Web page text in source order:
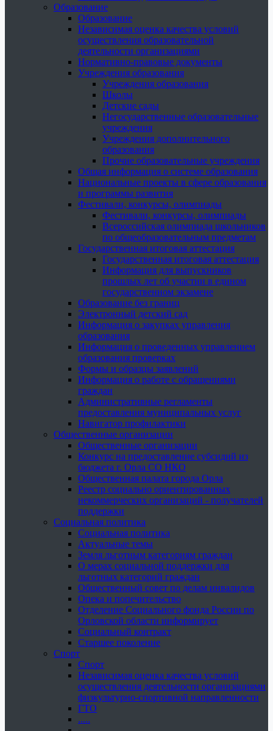
Образование
Образование
Независимая оценка качества условий
осуществления образовательной
деятельности организациями
Нормативно-правовые документы
Учреждения образования
Учреждения образования
Школы
Детские сады
Негосударственные образовательные
учреждения
Учреждения дополнительного
образования
Прочие образовательные учреждения
Общая информация о системе образования
Национальные проекты в сфере образования
и программы развития
Фестивали, конкурсы, олимпиады
Фестивали, конкурсы, олимпиады
Всероссийская олимпиада школьников
по общеобразовательным предметам
Государственная итоговая аттестация
Государственная итоговая аттестация
Информация для выпускников
прошлых лет об участии в едином
государственном экзамене
Образование без границ
Электронный детский сад
Информация о закупках управления
образования
Информация о проведенных управлением
образования проверках
Формы и образцы заявлений
Информация о работе с обращениями
граждан
Административные регламенты
предоставления муниципальных услуг
Навигатор профилактики
Общественные организации
Общественные организации
Конкурс на предоставление субсидий из
бюджета г. Орла СО НКО
Общественная палата города Орла
Реестр социально ориентированных
некоммерческих организаций - получателей
поддержки
Социальная политика
Социальная политика
Актуальные темы
Земля льготным категориям граждан
О мерах социальной поддержки для
льготных категорий граждан
Общественный совет по делам инвалидов
Опека и попечительство
Отделение Социального фонда России по
Орловской области информирует
Социальный контракт
Старшее поколение
Спорт
Спорт
Независимая оценка качества условий
осуществления деятельности организациями
физкультурно-спортивной направленности
ГТО
.....